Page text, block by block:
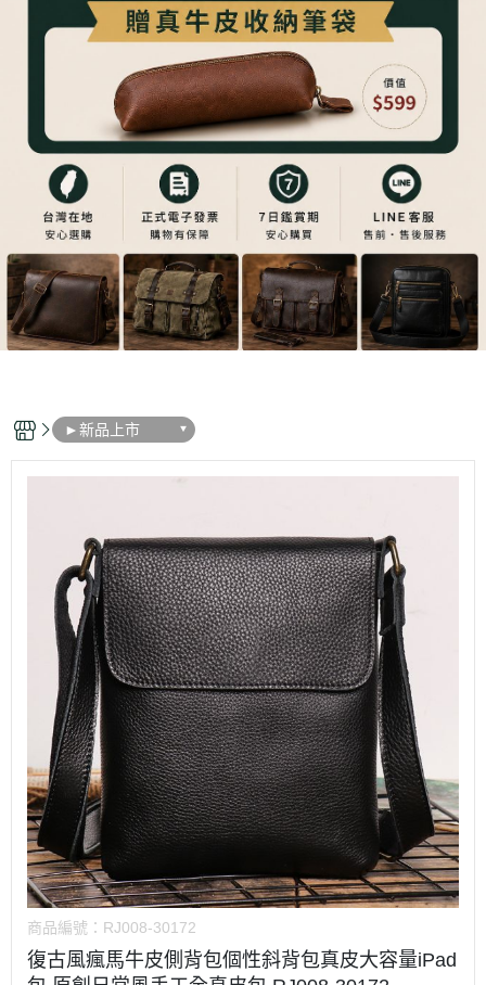
►新品上市
商品編號： RJ008-30172
復古風瘋馬牛皮側背包個性斜背包真皮大容量iPad